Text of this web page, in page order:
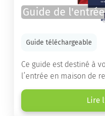
Guide de l'entrée
Guide téléchargeable
Ce guide est destiné à
l’entrée en maison de
Vous y trouverez un
d’établissements ainsi
destinés à orienter les
Lire